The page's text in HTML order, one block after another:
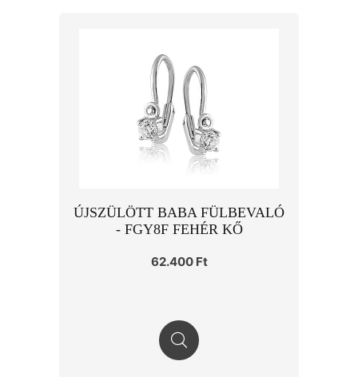
ÚJSZÜLÖTT BABA FÜLBEVALÓ
- FGY8F FEHÉR KŐ
62.400 Ft